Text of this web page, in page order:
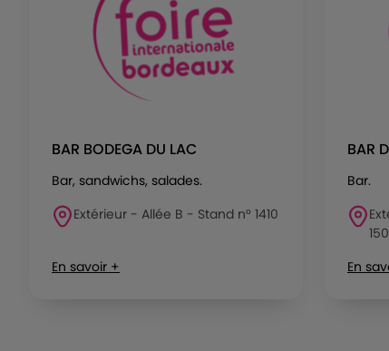
BAR BODEGA DU LAC
Bar, sandwichs, salades.
Extérieur - Allée B - Stand n° 1410
En savoir +
BAR
Bar.
En